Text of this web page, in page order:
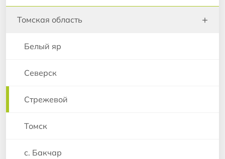
Томская область +
Белый яр
Северск
Стрежевой
Томск
с. Бакчар